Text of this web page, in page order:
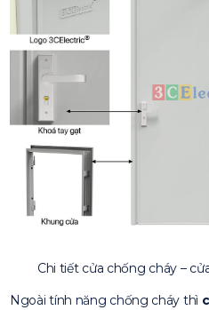
Chi tiết cửa chống cháy –
Ngoài tính năng chống cháy thì